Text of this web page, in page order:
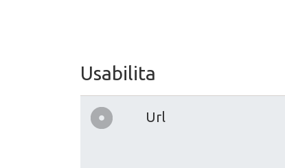
Usabilita
Url